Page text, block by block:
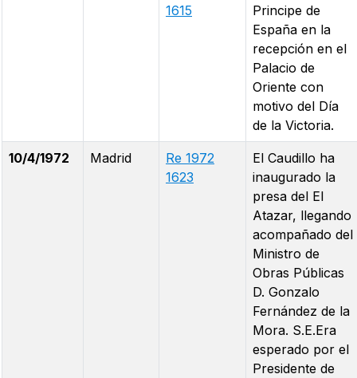
1615
Principe de
España en la
recepción en el
Palacio de
Oriente con
motivo del Día
de la Victoria.
10/4/1972 Madrid
Re 1972
1623
El Caudillo ha
inaugurado la
presa del El
Atazar, llegando
acompañado del
Ministro de
Obras Públicas
D. Gonzalo
Fernández de la
Mora. S.E.Era
esperado por el
Presidente de